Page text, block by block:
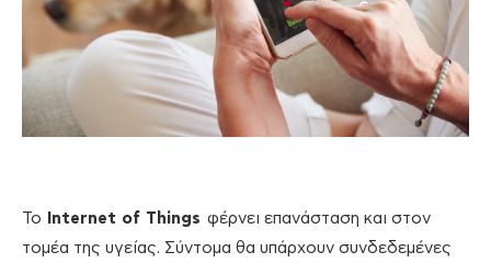
Το Internet of Things φέρνει επανάσταση και στον
τομέα της υγείας. Σύντομα θα υπάρχουν συνδεδεμένες